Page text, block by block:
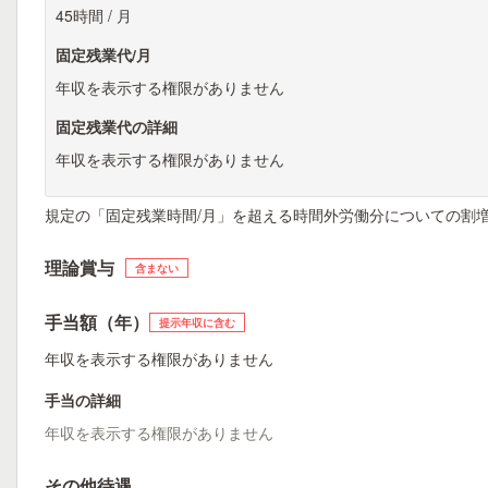
45時間 / 月
固定残業代/月
年収を表示する権限がありません
固定残業代の詳細
年収を表示する権限がありません
規定の「固定残業時間/月」を超える時間外労働分についての割
理論賞与 含まない
手当額（年） 提示年収に含む
年収を表示する権限がありません
手当の詳細
年収を表示する権限がありません